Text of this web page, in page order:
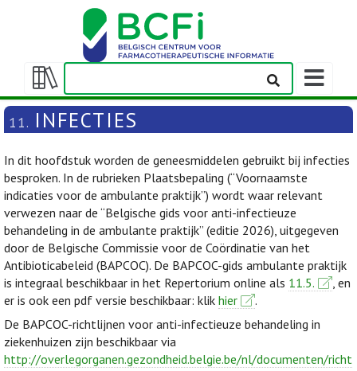
Weergeven/verbergen
inhoudstafel
11. INFECTIES
In dit hoofdstuk worden de geneesmiddelen gebruikt bij infecties
besproken. In de rubrieken Plaatsbepaling (“Voornaamste
indicaties voor de ambulante praktijk”) wordt waar relevant
verwezen naar de “Belgische gids voor anti-infectieuze
behandeling in de ambulante praktijk” (editie 2026), uitgegeven
door de Belgische Commissie voor de Coördinatie van het
Antibioticabeleid (BAPCOC). De BAPCOC-gids ambulante praktijk
is integraal beschikbaar in het Repertorium online als 11.5.
, en
er is ook een pdf versie beschikbaar: klik hier
.
De BAPCOC-richtlijnen voor anti-infectieuze behandeling in
ziekenhuizen zijn beschikbaar via
http://overlegorganen.gezondheid.belgie.be/nl/documenten/richt